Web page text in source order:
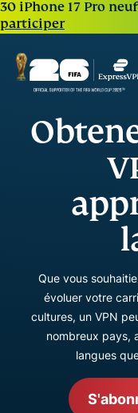
30 iPhone 17 Pro
participer
Que vous
évoluer votre
cultures, un VPN
nombreux pays,
langues